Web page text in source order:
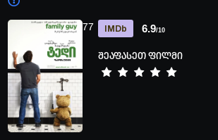
IMDb 6.9/10
შეაფასეთ ფილმი
77